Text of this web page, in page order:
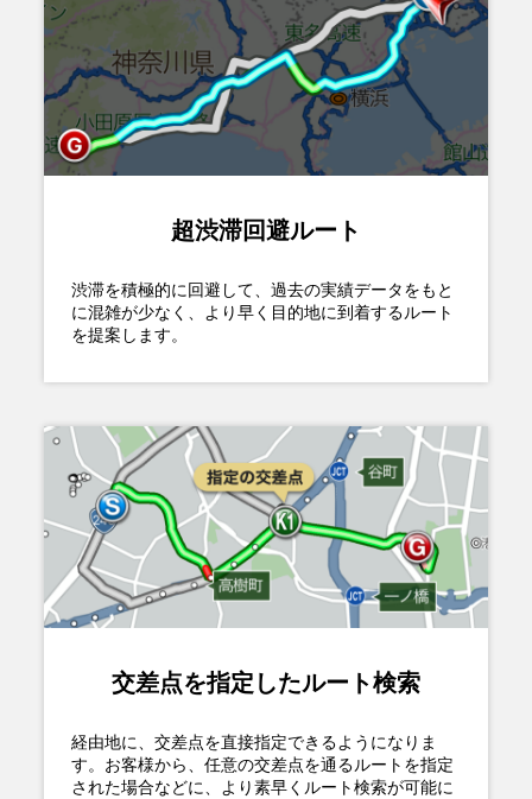
超渋滞回避ルート
渋滞を積極的に回避して、過去の実績データをもと
に混雑が少なく、より早く目的地に到着するルート
を提案します。
交差点を指定したルート検索
経由地に、交差点を直接指定できるようになりま
す。お客様から、任意の交差点を通るルートを指定
された場合などに、より素早くルート検索が可能に